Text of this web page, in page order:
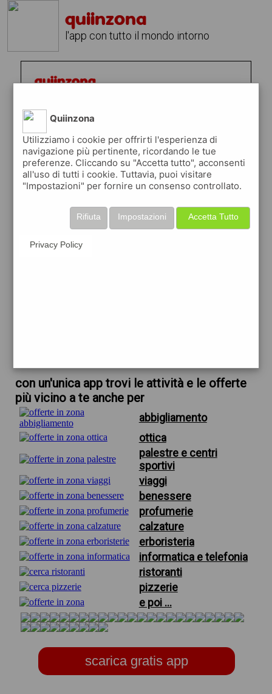
quiinzona
l'app con tutto il mondo intorno
con un'unica app trovi le attività e le offerte
più vicino a te anche per
abbigliamento
ottica
palestre e centri
sportivi
viaggi
benessere
profumerie
calzature
erboristeria
informatica e telefonia
ristoranti
pizzerie
e poi ...
scarica gratis app
Quiinzona
Utilizziamo i cookie per offrirti l'esperienza di
navigazione più pertinente, ricordando le tue
preferenze. Cliccando su "Accetta tutto", acconsenti
all'uso di tutti i cookie. Tuttavia, puoi visitare
"Impostazioni" per fornire un consenso controllato.
Accetta Tutto
Impostazioni
Rifiuta
Privacy Policy